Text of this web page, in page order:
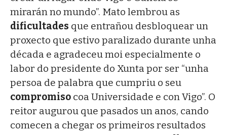
mirarán no mundo”. Mato lembrou as
dificultades que entrañou desbloquear un
proxecto que estivo paralizado durante unha
década e agradeceu moi especialmente o
labor do presidente do Xunta por ser “unha
persoa de palabra que cumpriu o seu
compromiso coa Universidade e con Vigo”. O
reitor augurou que pasados un anos, cando
comecen a chegar os primeiros resultados